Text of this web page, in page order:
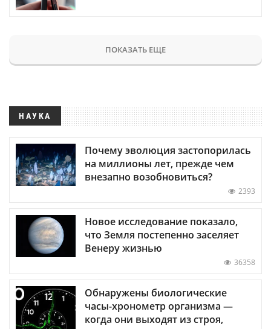
ПОКАЗАТЬ ЕЩЕ
НАУКА
Почему эволюция застопорилась
на миллионы лет, прежде чем
внезапно возобновиться?
2393
Новое исследование показало,
что Земля постепенно заселяет
Венеру жизнью
36358
Обнаружены биологические
часы-хронометр организма —
когда они выходят из строя,